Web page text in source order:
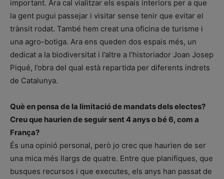
important. Ara cal vialitzar els espais interiors per a que
la gent pugui passejar i visitar sense tenir que evitar el
trànsit rodat. També hem creat una oficina de turisme i
una agro-botiga. Ara ens queden dos espais més, un
dedicat a la biodiversitat i l’altre a l’historiador Joan Josep
Piqué, l’obra del qual està repartida per diferents indrets
de Catalunya.
Què en pensa de la limitació de mandats dels electes?
Creu que haurien de seguir sent 4 anys o bé 6, com a
França?
És una opinió personal, però jo crec que haurien de ser
una mica més llargs de quatre. Entre que planifiques, que
busques recursos i que executes, els anys han passat de